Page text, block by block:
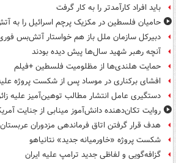
باید افراد کارآمدتر را به کار گرفت
حامیان فلسطین در مکزیک پرچم اسرائیل را به
دبیرکل سازمان ملل باز هم خواستار آتش‌بس
آنچه رهبر شهید سال‌ها پیش دیده بودند
حمایت هلندی‌ها از مظلومیت فلسطین +فیلم
افشای برکناری در موساد پس از شکست پروژه
دستگیری عامل انتشار مطالب توهین‌آمیز علیه
روایت تکان‌دهنده دانش‌آموز مینابی از جنایت
هدف قرار گرفتن اتاق‌ فرماندهی مزدوران
شکست پروژه «خاورمیانه جدید» نتانیاهو
گزافه‌گویی و لفاظی جدید ترامپ علیه ایران